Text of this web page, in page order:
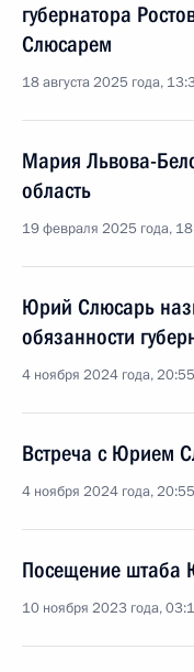
губернатора
Слюсарем
18 августа 2025 года,
Мария Львова-
область
19 февраля 2025 года,
Юрий Слюсарь
обязанности
4 ноября 2024 года, 20:55
Встреча с Юрием
4 ноября 2024 года, 20:55
Посещение штаба
10 ноября 2023 года,